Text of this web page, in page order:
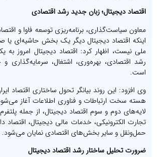
اقتصاد دیجیتال؛ زبان جدید رشد اقتصادی
معاون سیاست‌گذاری، برنامه‌ریزی توسعه فاوا و
اینکه اقتصاد دیجیتال دیگر یک بخش حاشیه‌ای یا
ملی نیست، اظهار کرد: اقتصاد دیجیتال امروز به
رشد اقتصادی، بهره‌وری، اشتغال، سرمایه‌گذاری
است.
وی افزود: این روند بیانگر تحول ساختاری اقتصاد
هسته سخت ارتباطات و فناوری اطلاعات آغاز
لایه‌های دوم و سوم اقتصاد دیجیتال، از جمله
تجارت الکترونیکی، خدمات مالی دیجیتال، اقتصاد
حمل‌ونقل و سایر بخش‌های اقتصادی نمایان می‌شود.
ضرورت تحلیل ساختار رشد اقتصاد دیجیتال